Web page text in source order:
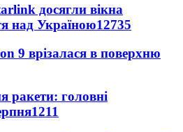
досягли вікна
над Україною12735
9 врізалася в поверхню
ракети: головні
1211